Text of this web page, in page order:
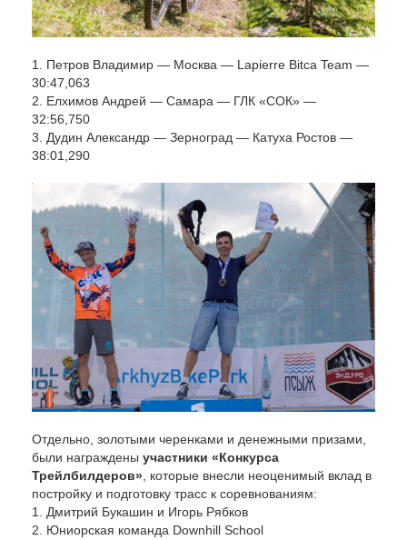
1. Петров Владимир — Москва — Lapierre Bitca Team —
30:47,063
2. Елхимов Андрей — Самара — ГЛК «СОК» —
32:56,750
3. Дудин Александр — Зерноград — Катуха Ростов —
38:01,290
Отдельно, золотыми черенками и денежными призами,
были награждены участники «Конкурса
Трейлбилдеров» , которые внесли неоценимый вклад в
постройку и подготовку трасс к соревнованиям:
1. Дмитрий Букашин и Игорь Рябков
2. Юниорская команда Downhill School